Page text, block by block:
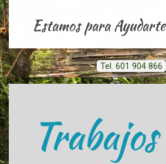
Estamos para Ayudarte
Tel. 601 904 866
Trabajos